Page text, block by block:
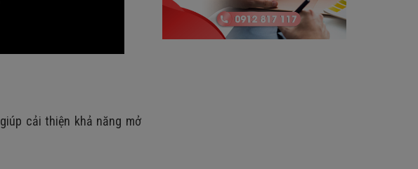
giúp cải thiện khả năng mở